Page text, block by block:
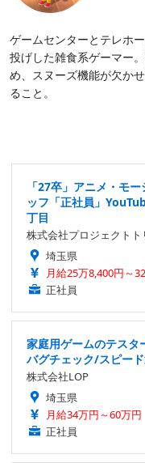
ゲームセンターとテレホ
投げした雑食系ゲーマー
め、スヌーズ機能が欠か
ること。
「27卒」アニメ・モ
ッフ「正社員」
丁目
株式会社プロジェクトト
埼玉県
月給25万8,400円～
正社員
家庭用ゲームのテス
バグチェック/スピー
株式会社LOP
埼玉県
月給34万円～60万円
正社員